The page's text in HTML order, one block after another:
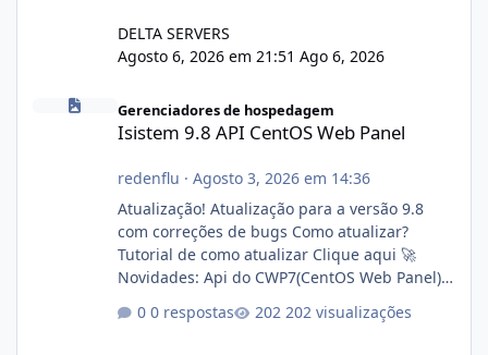
DELTA SERVERS
Agosto 6, 2026 em 21:51 Ago 6, 2026
Isistem 9.8 API CentOS Web Panel
Gerenciadores de hospedagem
Isistem 9.8 API CentOS Web Panel
redenflu · Agosto 3, 2026 em 14:36
Atualização! Atualização para a versão 9.8
com correções de bugs Como atualizar?
Tutorial de como atualizar Clique aqui 🚀
Novidades: Api do CWP7(CentOS Web Panel)
autorizado a usasr o isistem:
0 respostas 202 visualizações